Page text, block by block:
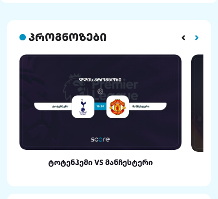
პროგნოზები
ტოტენჰემი VS მანჩესტერი